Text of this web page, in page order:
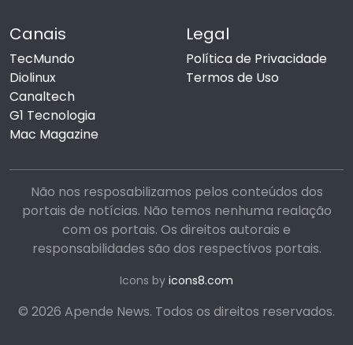
Canais
TecMundo
Diolinux
Canaltech
G1 Tecnologia
Mac Magazine
Legal
Política de Privacidade
Termos de Uso
Não nos resposabilizamos pelos conteúdos dos
portais de notícias. Não temos nenhuma realação
com os portais. Os direitos autorais e
responsabilidades são dos respectivos portais.
Icons by icons8.com
© 2026 Apende News. Todos os direitos reservados.